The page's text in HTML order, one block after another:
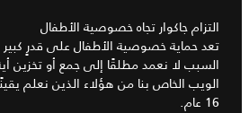
التزام جاكوار تجاه خصوصية الأطفال
تعد حماية خصوصية الأطفال على قدرٍ
السبب لا نعمد مطلقًا إلى جمع أو تخزين
الويب الخاص بنا من هؤلاء الذين نعلم
16 عام.